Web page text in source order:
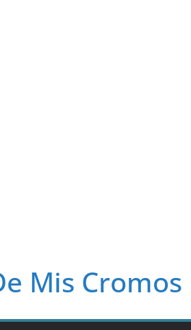
Mis Cromos